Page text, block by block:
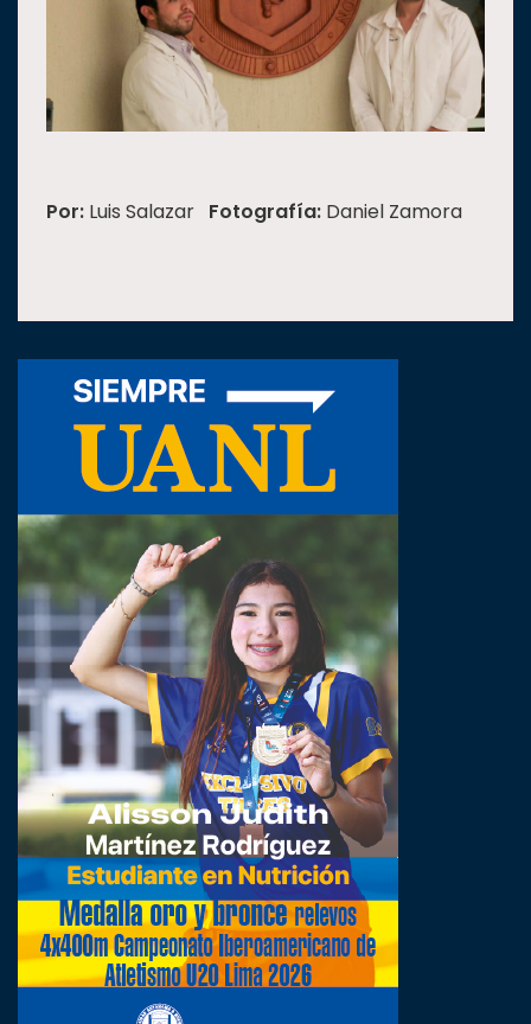
Por: Luis Salazar Fotografía: Daniel Zamora